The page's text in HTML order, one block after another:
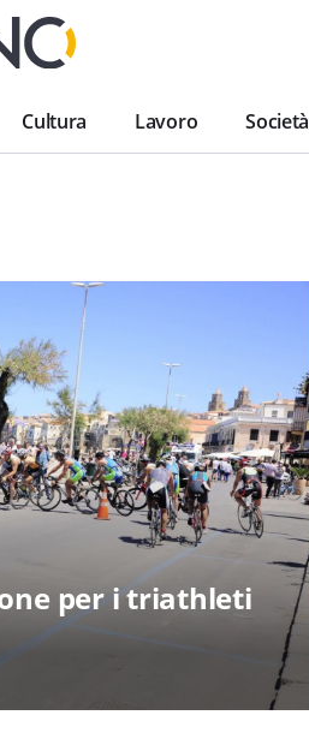
Cultura Lavoro Società
per i triathleti